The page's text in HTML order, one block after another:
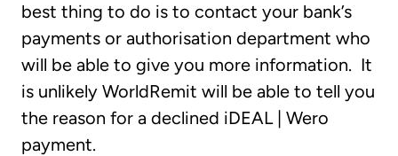
best thing to do is to contact your bank’s
payments or authorisation department who
will be able to give you more information. It
is unlikely WorldRemit will be able to tell you
the reason for a declined iDEAL | Wero
payment.